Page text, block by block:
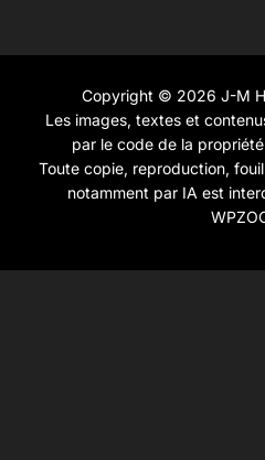
Copyright © 2026 J-M
Les images, textes et
par le code de la
Toute copie, reproduction,
notamment par IA est